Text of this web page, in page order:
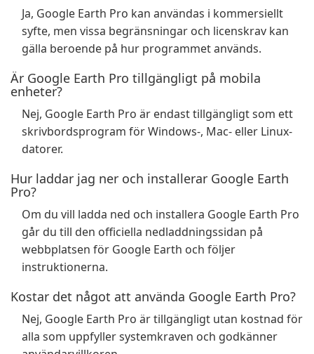
Ja, Google Earth Pro kan användas i kommersiellt
syfte, men vissa begränsningar och licenskrav kan
gälla beroende på hur programmet används.
Är Google Earth Pro tillgängligt på mobila
enheter?
Nej, Google Earth Pro är endast tillgängligt som ett
skrivbordsprogram för Windows-, Mac- eller Linux-
datorer.
Hur laddar jag ner och installerar Google Earth
Pro?
Om du vill ladda ned och installera Google Earth Pro
går du till den officiella nedladdningssidan på
webbplatsen för Google Earth och följer
instruktionerna.
Kostar det något att använda Google Earth Pro?
Nej, Google Earth Pro är tillgängligt utan kostnad för
alla som uppfyller systemkraven och godkänner